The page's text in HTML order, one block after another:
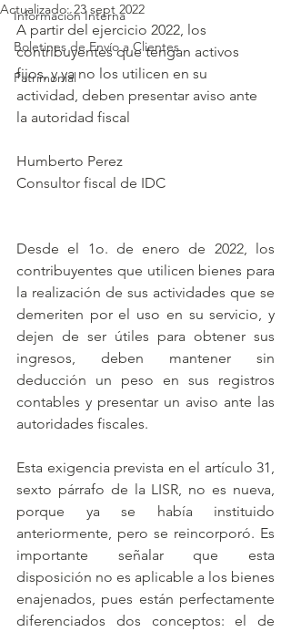
Información Interna
Boletines de Envío a Clientes
Patrimonial
Actualizado:23 sept 2022
A partir del ejercicio 2022, los
contribuyentes que tengan activos
fijos, y ya no los utilicen en su
actividad, deben presentar aviso ante
la autoridad fiscal
Humberto Perez
Consultor fiscal de IDC
Desde el 1o. de enero de 2022, los
contribuyentes que utilicen bienes para
la realización de sus actividades que se
demeriten por el uso en su servicio, y
dejen de ser útiles para obtener sus
ingresos, deben mantener sin
deducción un peso en sus registros
contables y presentar un aviso ante las
autoridades fiscales.
Esta exigencia prevista en el artículo 31,
sexto párrafo de la LISR, no es nueva,
porque ya se había instituido
anteriormente, pero se reincorporó. Es
importante señalar que esta
disposición no es aplicable a los bienes
enajenados, pues están perfectamente
diferenciados dos conceptos: el de